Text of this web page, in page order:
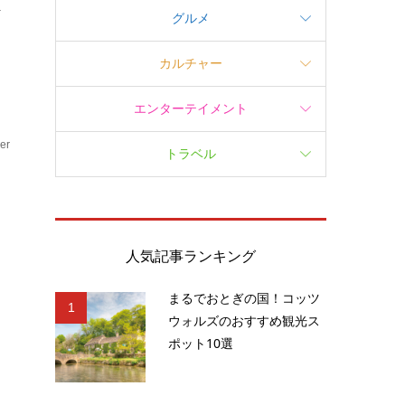
グルメ
カルチャー
エンターテイメント
トラベル
人気記事ランキング
1
まるでおとぎの国！コッツ
ウォルズのおすすめ観光ス
ポット10選